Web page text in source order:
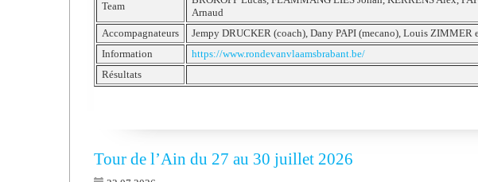
Team
Arnaud
Accompagnateurs
Jempy DRUCKER (coach), Dany PAPI (mecano), Louis ZIMMER
Information
https://www.rondevanvlaamsbrabant.be/
Résultats
Tour de l’Ain du 27 au 30 juillet 2026